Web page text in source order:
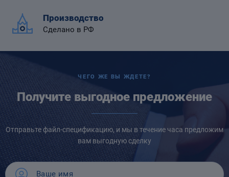
Производство
Сделано в РФ
ЧЕГО ЖЕ ВЫ ЖДЕТЕ?
Получите выгодное предложение
Отправьте файл-спецификацию, и мы в течение часа предложим
вам выгодную сделку